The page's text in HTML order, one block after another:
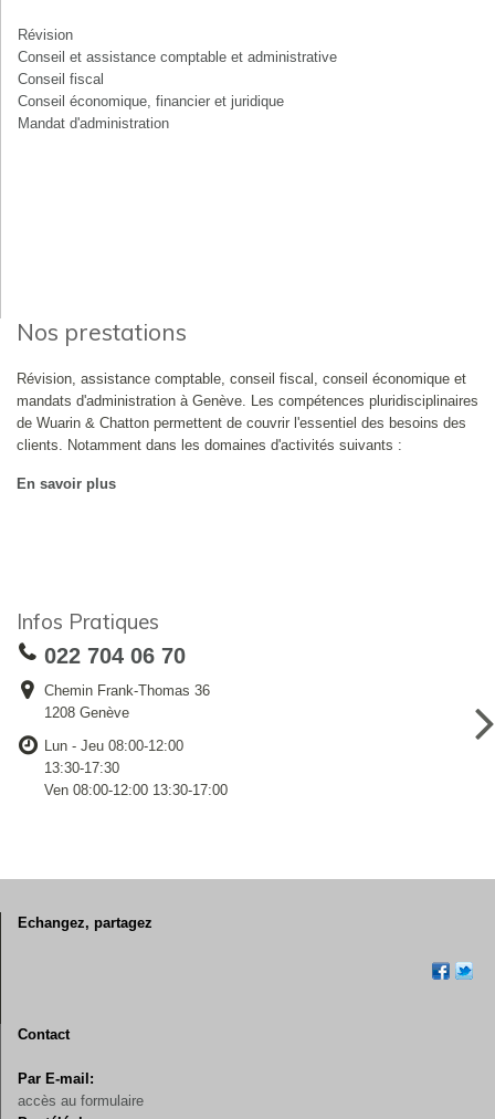
Révision
Conseil et assistance comptable et administrative
Conseil fiscal
Conseil économique, financier et juridique
Mandat d'administration
Nos prestations
Révision, assistance comptable, conseil fiscal, conseil économique et
mandats d'administration à Genève. Les compétences pluridisciplinaires
de Wuarin & Chatton permettent de couvrir l'essentiel des besoins des
clients. Notamment dans les domaines d'activités suivants :
En savoir plus
Infos Pratiques
022 704 06 70
Chemin Frank-Thomas 36
1208 Genève
Lun - Jeu 08:00-12:00
13:30-17:30
Ven 08:00-12:00 13:30-17:00
Echangez, partagez
Contact
Par E-mail:
accès au formulaire